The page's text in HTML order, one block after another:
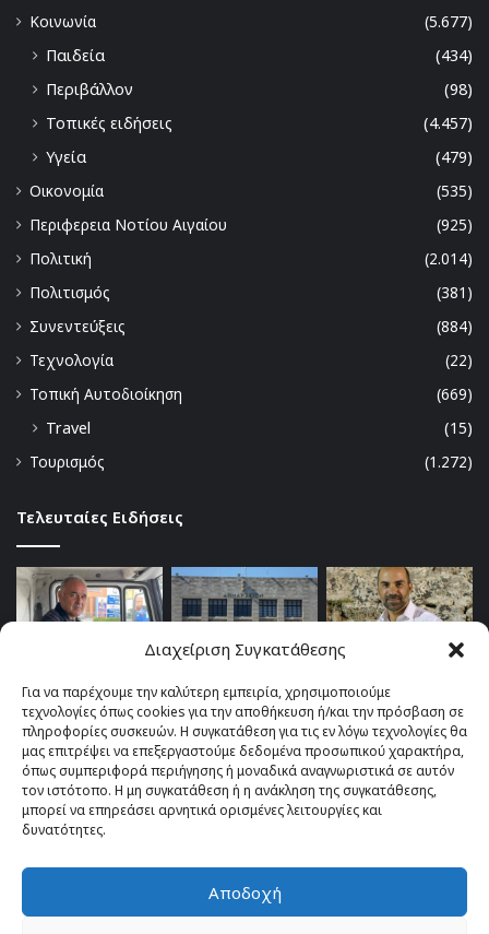
Διαχείριση Συγκατάθεσης
Για να παρέχουμε την καλύτερη εμπειρία, χρησιμοποιούμε
τεχνολογίες όπως cookies για την αποθήκευση ή/και την πρόσβαση σε
πληροφορίες συσκευών. Η συγκατάθεση για τις εν λόγω τεχνολογίες θα
μας επιτρέψει να επεξεργαστούμε δεδομένα προσωπικού χαρακτήρα,
όπως συμπεριφορά περιήγησης ή μοναδικά αναγνωριστικά σε αυτόν
τον ιστότοπο. Η μη συγκατάθεση ή η ανάκληση της συγκατάθεσης,
μπορεί να επηρεάσει αρνητικά ορισμένες λειτουργίες και
δυνατότητες.
Αποδοχή
Κοινωνία
(5.677)
Παιδεία
(434)
Περιβάλλον
(98)
Τοπικές ειδήσεις
(4.457)
Υγεία
(479)
Οικονομία
(535)
Περιφερεια Νοτίου Αιγαίου
(925)
Πολιτική
(2.014)
Πολιτισμός
(381)
Συνεντεύξεις
(884)
Τεχνολογία
(22)
Τοπική Αυτοδιοίκηση
(669)
Travel
(15)
Τουρισμός
(1.272)
Τελευταίες Ειδήσεις
© Copyright 2026, All Rights Reserved |TOP fm 102.4